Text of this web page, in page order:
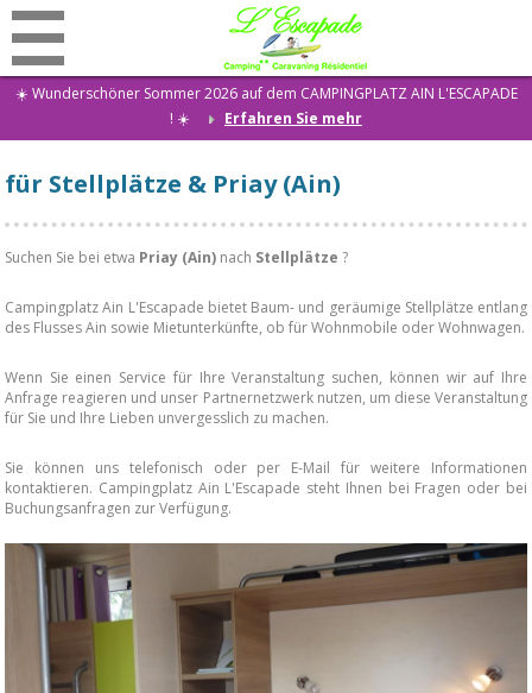
Rabatte
Startseite
Campingplatz
Vermietungen
Restaurant
Special event
Nachricht
Kontakt
☀️ Wunderschöner Sommer 2026 auf dem CAMPINGPLATZ AIN L'ESCAPADE
! ☀️
Erfahren Sie mehr
für Stellplätze & Priay (Ain)
Suchen Sie bei etwa Priay (Ain) nach Stellplätze ?
Campingplatz Ain L'Escapade bietet Baum- und geräumige Stellplätze entlang
des Flusses Ain sowie Mietunterkünfte, ob für Wohnmobile oder Wohnwagen.
Wenn Sie einen Service für Ihre Veranstaltung suchen, können wir auf Ihre
Anfrage reagieren und unser Partnernetzwerk nutzen, um diese Veranstaltung
für Sie und Ihre Lieben unvergesslich zu machen.
Sie können uns telefonisch oder per E-Mail für weitere Informationen
kontaktieren. Campingplatz Ain L'Escapade steht Ihnen bei Fragen oder bei
Buchungsanfragen zur Verfügung.